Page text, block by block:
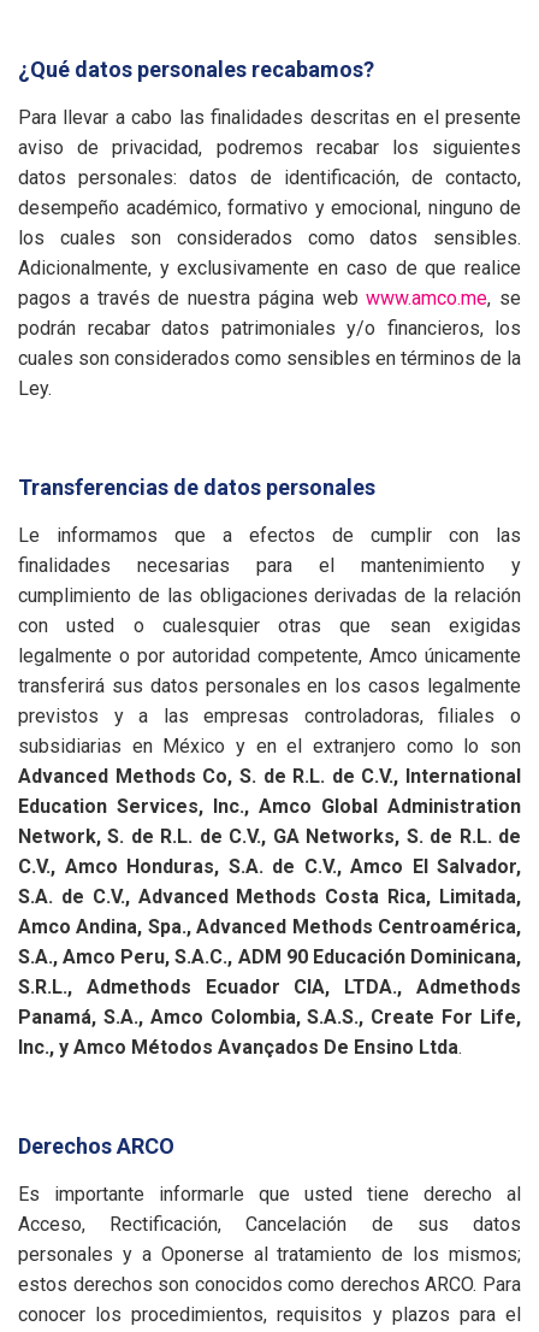
¿Qué datos personales recabamos?
Para llevar a cabo las finalidades descritas en el presente
aviso de privacidad, podremos recabar los siguientes
datos personales: datos de identificación, de contacto,
desempeño académico, formativo y emocional, ninguno de
los cuales son considerados como datos sensibles.
Adicionalmente, y exclusivamente en caso de que realice
pagos a través de nuestra página webwww.amco.me, se
podrán recabar datos patrimoniales y/o financieros, los
cuales son considerados como sensibles en términos de la
Ley.
Transferencias de datos personales
Le informamos que a efectos de cumplir con las
finalidades necesarias para el mantenimiento y
cumplimiento de las obligaciones derivadas de la relación
con usted o cualesquier otras que sean exigidas
legalmente o por autoridad competente, Amco únicamente
transferirá sus datos personales en los casos legalmente
previstos y a las empresas controladoras, filiales o
subsidiarias en México y en el extranjero como lo son
Advanced Methods Co, S. de R.L. de C.V., International
Education Services, Inc., Amco Global Administration
Network, S. de R.L. de C.V., GA Networks, S. de R.L. de
C.V., Amco Honduras, S.A. de C.V., Amco El Salvador,
S.A. de C.V., Advanced Methods Costa Rica, Limitada,
Amco Andina, Spa., Advanced Methods Centroamérica,
S.A., Amco Peru, S.A.C., ADM 90 Educación Dominicana,
S.R.L., Admethods Ecuador CIA, LTDA., Admethods
Panamá, S.A., Amco Colombia, S.A.S., Create For Life,
Inc., y Amco Métodos Avançados De Ensino Ltda.
Derechos ARCO
Es importante informarle que usted tiene derecho al
Acceso, Rectificación, Cancelación de sus datos
personales y a Oponerse al tratamiento de los mismos;
estos derechos son conocidos como derechos ARCO. Para
conocer los procedimientos, requisitos y plazos para el